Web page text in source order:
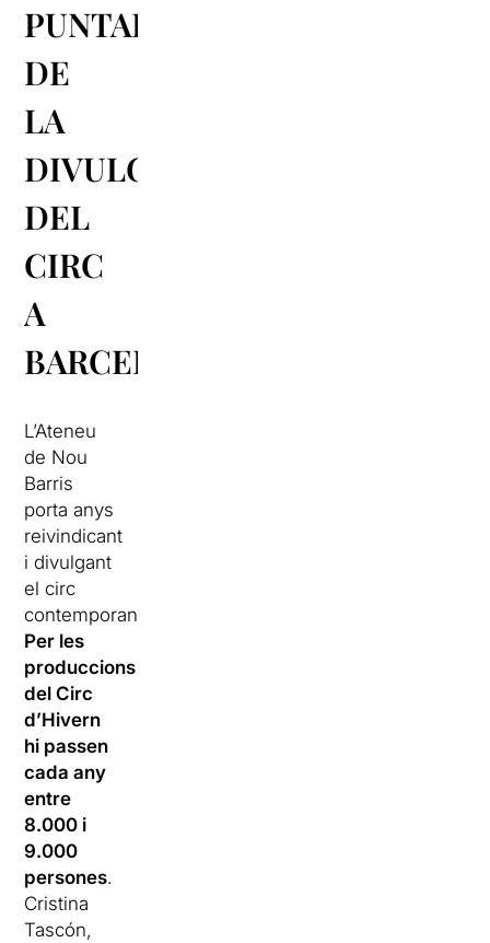
PUNTAL
DE
LA
DIVULGACIÓ
DEL
CIRC
A
BARCELONA
L’Ateneu
de Nou
Barris
porta anys
reivindicant
i divulgant
el circ
contemporani.
Per les
produccions
del Circ
d’Hivern
hi passen
cada any
entre
8.000 i
9.000
persones.
Cristina
Tascón,